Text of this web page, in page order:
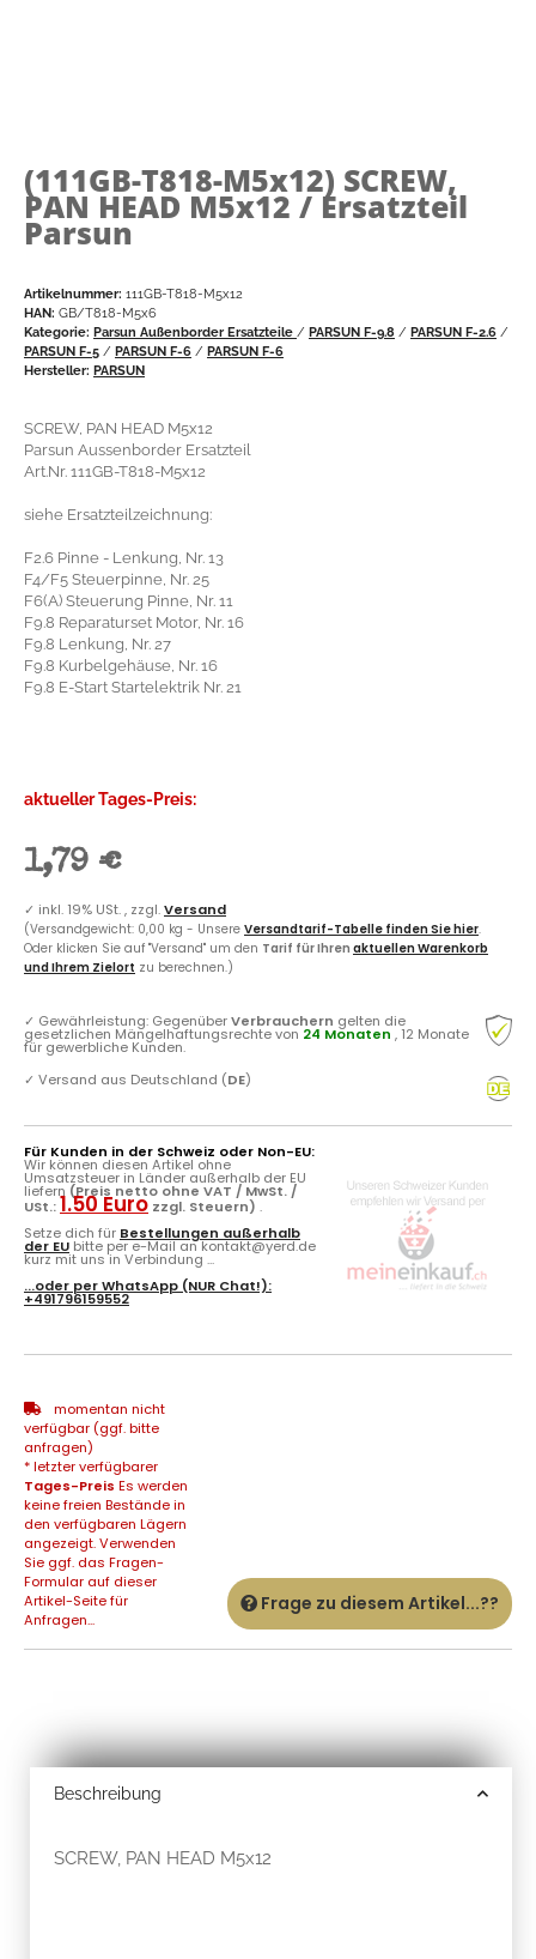
(111GB-T818-M5x12) SCREW,
PAN HEAD M5x12 / Ersatzteil
Parsun
Artikelnummer: 111GB-T818-M5x12
HAN: GB/T818-M5x6
Kategorie: Parsun Außenborder Ersatzteile / PARSUN F-9.8 / PARSUN F-2.6 /
PARSUN F-5 / PARSUN F-6 / PARSUN F-6
Hersteller: PARSUN
SCREW, PAN HEAD M5x12
Parsun Aussenborder Ersatzteil
Art.Nr. 111GB-T818-M5x12
siehe Ersatzteilzeichnung:
F2.6 Pinne - Lenkung, Nr. 13
F4/F5 Steuerpinne, Nr. 25
F6(A) Steuerung Pinne, Nr. 11
F9.8 Reparaturset Motor, Nr. 16
F9.8 Lenkung, Nr. 27
F9.8 Kurbelgehäuse, Nr. 16
F9.8 E-Start Startelektrik Nr. 21
aktueller Tages-Preis:
1,79 €
✓ inkl. 19% USt. , zzgl.Versand
(Versandgewicht: 0,00 kg - Unsere Versandtarif-Tabelle finden Sie hier.
Oder klicken Sie auf "Versand" um den Tarif für Ihren aktuellen Warenkorb
und Ihrem Zielort zu berechnen.)
✓ Gewährleistung: GegenüberVerbrauchern gelten die
gesetzlichen Mängelhaftungsrechte von 24 Monaten , 12 Monate
für gewerbliche Kunden.
✓ Versand aus Deutschland (DE)
Für Kunden in der Schweiz oder Non-EU:
Wir können diesen Artikel ohne
Umsatzsteuer in Länder außerhalb der EU
liefern (Preis netto ohne VAT / MwSt. /
USt.:1.50 Euro zzgl. Steuern) .
Setze dich für Bestellungen außerhalb
der EU bitte per e-Mail an kontakt@yerd.de
kurz mit uns in Verbindung ...
...oder perWhatsApp (NUR Chat!):
+491796159552
momentan nicht
verfügbar (ggf. bitte
anfragen)
* letzter verfügbarer
Tages-Preis Es werden
keine freien Bestände in
den verfügbaren Lägern
angezeigt. Verwenden
Sie ggf. das Fragen-
Formular auf dieser
Artikel-Seite für
Anfragen...
Frage zu diesem Artikel...??
Beschreibung
SCREW, PAN HEAD M5x12